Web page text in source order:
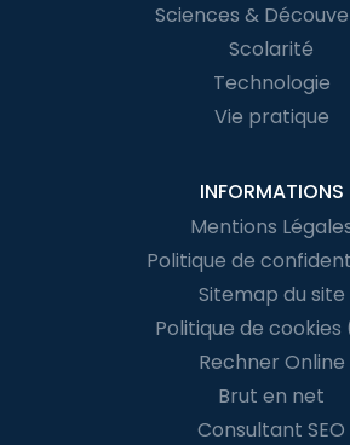
Sciences &
Scolarité
Technologie
Vie pratique
INFORMATIONS
Mentions
Politique de
Sitemap du site
Politique de cookies
Rechner Online
Brut en net
Consultant SEO